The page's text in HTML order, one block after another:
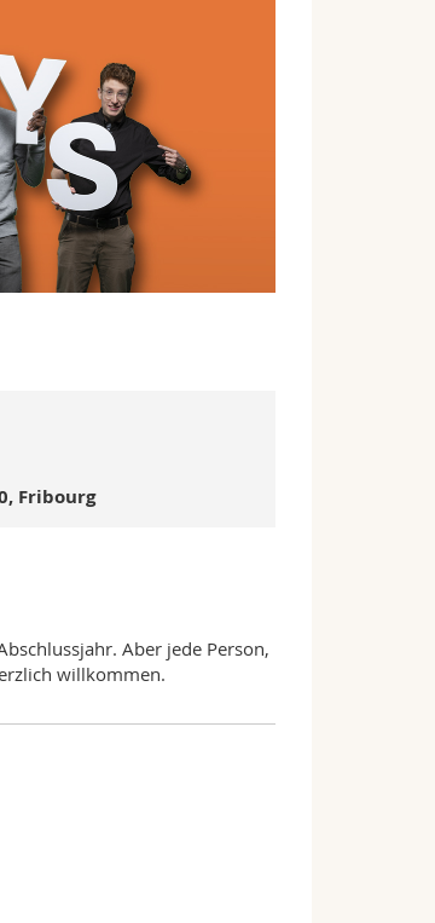
Fribourg
Aber jede Person,
willkommen.